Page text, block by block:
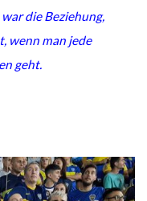
die Beziehung,
wenn man jede
geht.